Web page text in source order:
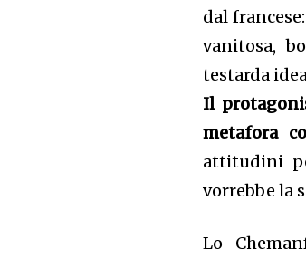
dal
vanitosa,
testarda
Il
metafora
attitudini
vorrebbe la
Lo